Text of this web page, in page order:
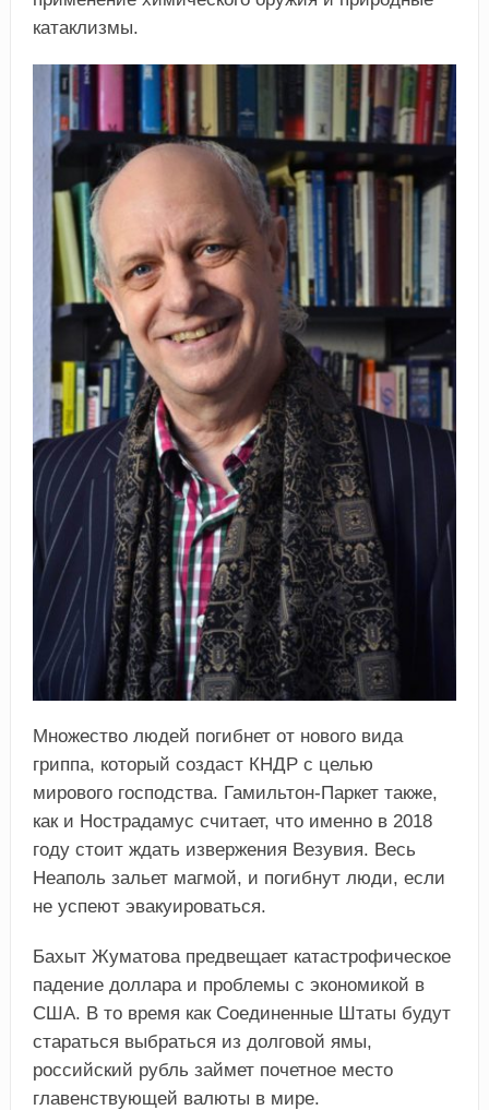
катаклизмы.
Множество людей погибнет от нового вида
гриппа, который создаст КНДР с целью
мирового господства. Гамильтон-Паркет также,
как и Нострадамус считает, что именно в 2018
году стоит ждать извержения Везувия. Весь
Неаполь зальет магмой, и погибнут люди, если
не успеют эвакуироваться.
Бахыт Жуматова предвещает катастрофическое
падение доллара и проблемы с экономикой в
США. В то время как Соединенные Штаты будут
стараться выбраться из долговой ямы,
российский рубль займет почетное место
главенствующей валюты в мире.